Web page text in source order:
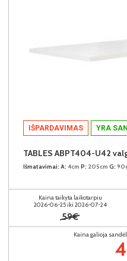
IŠPARDAVIMAS YRA
TABLES ABPT404-U42
Išmatavimai: A: 4cm P: 205cm G:
Kaina taikyta laikotarpiu
2026-06-25 iki 2026-07-24
59€
Kaina galioja